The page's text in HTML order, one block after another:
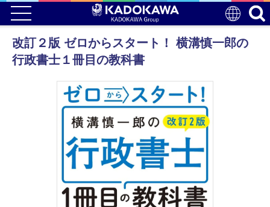
改訂２版 ゼロからスタート！ 横溝慎一郎の
行政書士１冊目の教科書